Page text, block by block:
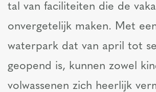
tal van faciliteiten die de
onvergetelijk maken. Met
waterpark dat van april tot
geopend is, kunnen zowel
volwassenen zich heerlijk